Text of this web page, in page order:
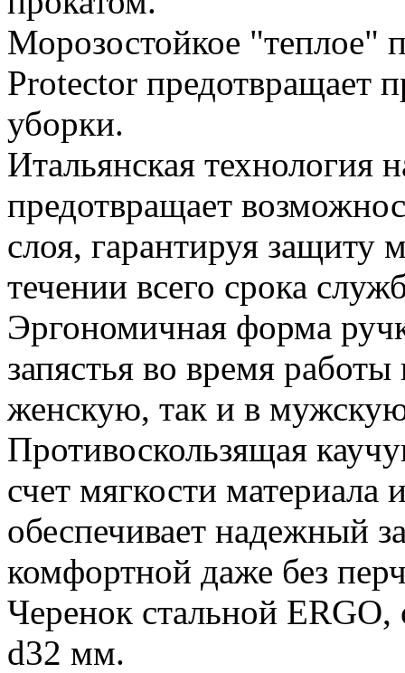
Морозостойкое "теплое"
Protector предотвращает
уборки.
Итальянская технология
предотвращает
слоя, гарантируя защиту
течении всего срока
Эргономичная форма
запястья во время
женскую, так и в
Противоскользящая
счет мягкости
обеспечивает надежный
комфортной даже без
Черенок стальной
d32 мм.